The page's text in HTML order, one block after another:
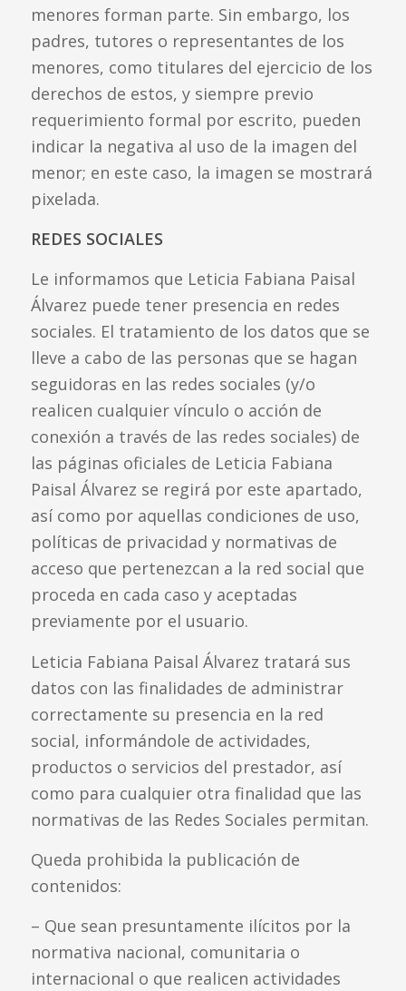
menores forman parte. Sin embargo, los
padres, tutores o representantes de los
menores, como titulares del ejercicio de los
derechos de estos, y siempre previo
requerimiento formal por escrito, pueden
indicar la negativa al uso de la imagen del
menor; en este caso, la imagen se mostrará
pixelada.
REDES SOCIALES
Le informamos que Leticia Fabiana Paisal
Álvarez puede tener presencia en redes
sociales. El tratamiento de los datos que se
lleve a cabo de las personas que se hagan
seguidoras en las redes sociales (y/o
realicen cualquier vínculo o acción de
conexión a través de las redes sociales) de
las páginas oficiales de Leticia Fabiana
Paisal Álvarez se regirá por este apartado,
así como por aquellas condiciones de uso,
políticas de privacidad y normativas de
acceso que pertenezcan a la red social que
proceda en cada caso y aceptadas
previamente por el usuario.
Leticia Fabiana Paisal Álvarez tratará sus
datos con las finalidades de administrar
correctamente su presencia en la red
social, informándole de actividades,
productos o servicios del prestador, así
como para cualquier otra finalidad que las
normativas de las Redes Sociales permitan.
Queda prohibida la publicación de
contenidos:
– Que sean presuntamente ilícitos por la
normativa nacional, comunitaria o
internacional o que realicen actividades